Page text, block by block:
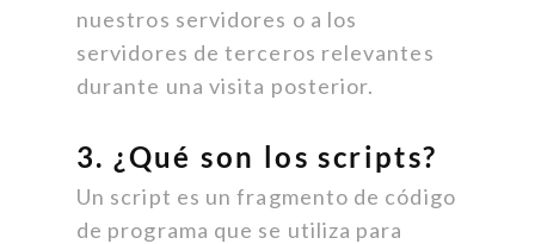
nuestros servidores o a los
servidores de terceros relevantes
durante una visita posterior.
3. ¿Qué son los scripts?
Un script es un fragmento de código
de programa que se utiliza para